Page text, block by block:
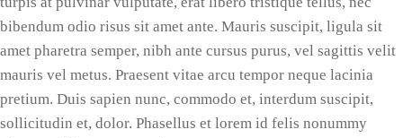
bibendum odio risus sit amet ante. Mauris suscipit, ligula sit
amet pharetra semper, nibh ante cursus purus, vel sagittis velit
mauris vel metus. Praesent vitae arcu tempor neque lacinia
pretium. Duis sapien nunc, commodo et, interdum suscipit,
sollicitudin et, dolor. Phasellus et lorem id felis nonummy